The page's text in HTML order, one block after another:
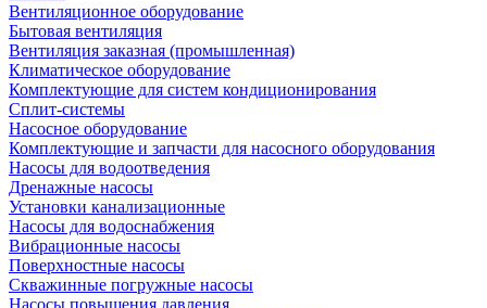
Вентиляционное оборудование
Бытовая вентиляция
Вентиляция заказная (промышленная)
Климатическое оборудование
Комплектующие для систем кондиционирования
Сплит-системы
Насосное оборудование
Комплектующие и запчасти для насосного оборудования
Насосы для водоотведения
Дренажные насосы
Установки канализационные
Насосы для водоснабжения
Вибрационные насосы
Поверхностные насосы
Скважинные погружные насосы
Насосы повышения давления